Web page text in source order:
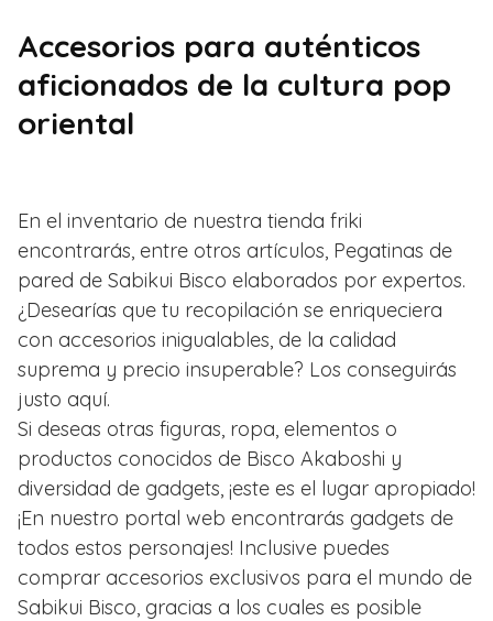
Accesorios para auténticos
aficionados de la cultura pop
oriental
En el inventario de nuestra tienda friki
encontrarás, entre otros artículos, Pegatinas de
pared de Sabikui Bisco elaborados por expertos.
¿Desearías que tu recopilación se enriqueciera
con accesorios inigualables, de la calidad
suprema y precio insuperable? Los conseguirás
justo aquí.
Si deseas otras figuras, ropa, elementos o
productos conocidos de Bisco Akaboshi y
diversidad de gadgets, ¡este es el lugar apropiado!
¡En nuestro portal web encontrarás gadgets de
todos estos personajes! Inclusive puedes
comprar accesorios exclusivos para el mundo de
Sabikui Bisco, gracias a los cuales es posible